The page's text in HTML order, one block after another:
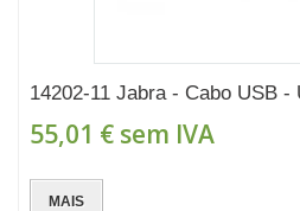
14202-11 Jabra - Cabo USB
55,01 € sem IVA
MAIS